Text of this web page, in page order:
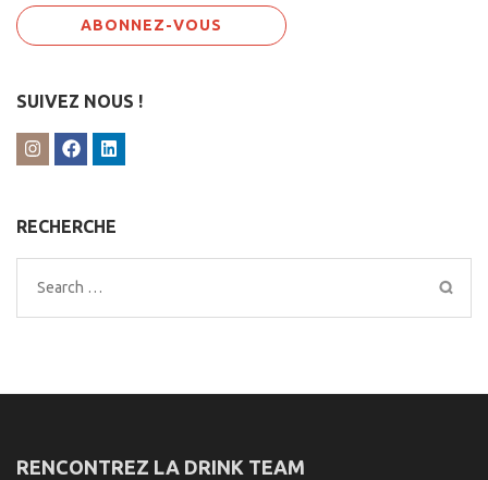
SUIVEZ NOUS !
RECHERCHE
Search
for:
RENCONTREZ LA DRINK TEAM